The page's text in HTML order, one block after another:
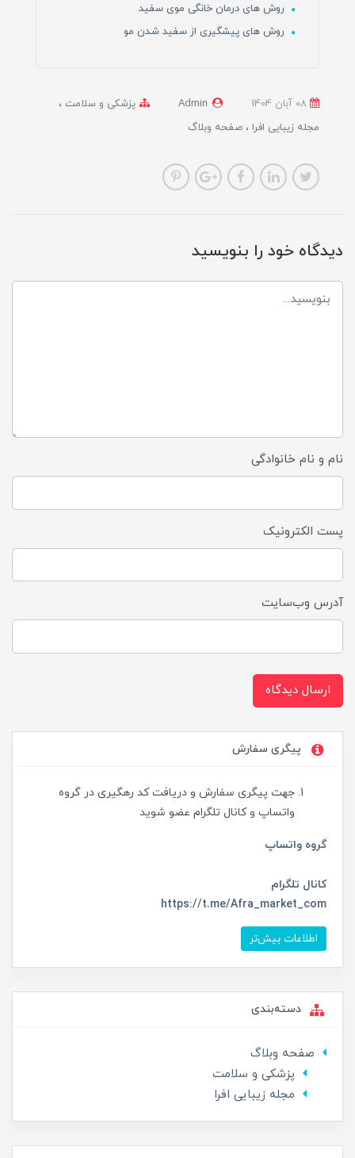
روش های درمان خانگی موی سفید
روش های پیشگیری از سفید شدن مو
Admin
پزشکی و سلامت
مجله زیبایی افرا
صفحه وبلاگ
دیدگاه خود را بنویسید
نام و نام خانوادگی
پست الکترونیک
آدرس وب‌سایت
ارسال دیدگاه
پیگری سفارش
جهت پیگری سفارش و دریافت کد رهگیری در گروه
واتساپ و کانال تلگرام عضو شوید
گروه واتساپ
کانال تلگرام
https://t.me/Afra_market_com
اطلاعات بیش‌تر
دسته‌بندی
صفحه وبلاگ
پزشکی و سلامت
مجله زیبایی افرا